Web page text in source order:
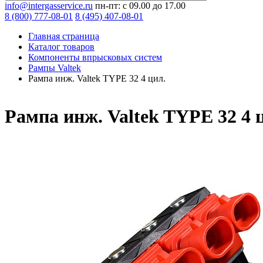
info@intergasservice.ru пн-пт: с 09.00 до 17.00
8 (800) 777-08-01 8 (495) 407-08-01
Главная страница
Каталог товаров
Компоненты впрысковых систем
Рампы Valtek
Рампа инж. Valtek TYPE 32 4 цил.
Рампа инж. Valtek TYPE 32 4